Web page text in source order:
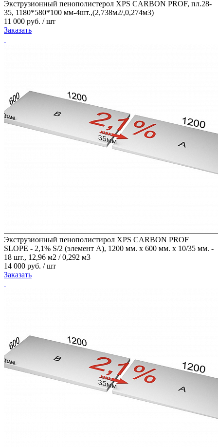
Экструзионный пенополистерол XPS CARBON PROF, пл.28-
35, 1180*580*100 мм-4шт.,(2,738м2/,0,274м3)
11 000 руб. / шт
Заказать
Экструзионный пенополистирол XPS CARBON PROF
SLOPE - 2,1% S/2 (элемент А), 1200 мм. х 600 мм. х 10/35 мм. -
18 шт., 12,96 м2 / 0,292 м3
14 000 руб. / шт
Заказать